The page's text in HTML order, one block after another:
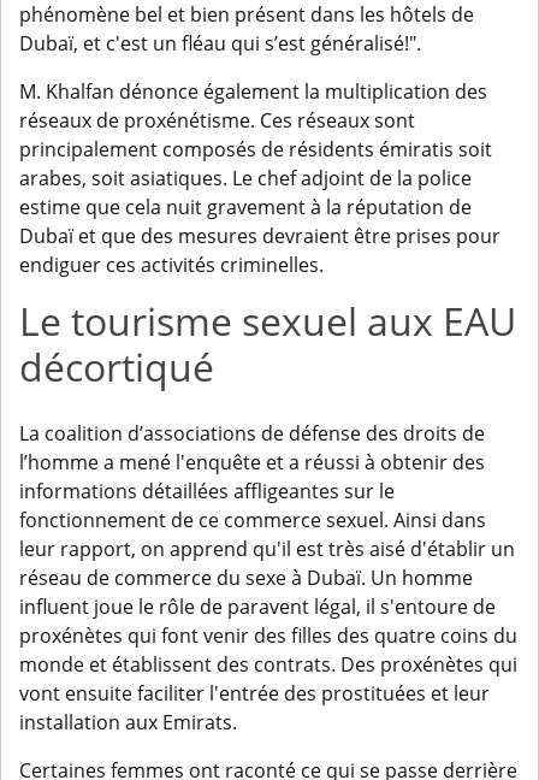
phénomène bel et bien présent dans les hôtels de
Dubaï, et c'est un fléau qui s’est généralisé!".
M. Khalfan dénonce également la multiplication des
réseaux de proxénétisme. Ces réseaux sont
principalement composés de résidents émiratis soit
arabes, soit asiatiques. Le chef adjoint de la police
estime que cela nuit gravement à la réputation de
Dubaï et que des mesures devraient être prises pour
endiguer ces activités criminelles.
Le tourisme sexuel aux EAU
décortiqué
La coalition d’associations de défense des droits de
l’homme a mené l'enquête et a réussi à obtenir des
informations détaillées affligeantes sur le
fonctionnement de ce commerce sexuel. Ainsi dans
leur rapport, on apprend qu'il est très aisé d'établir un
réseau de commerce du sexe à Dubaï. Un homme
influent joue le rôle de paravent légal, il s'entoure de
proxénètes qui font venir des filles des quatre coins du
monde et établissent des contrats. Des proxénètes qui
vont ensuite faciliter l'entrée des prostituées et leur
installation aux Emirats.
Certaines femmes ont raconté ce qui se passe derrière